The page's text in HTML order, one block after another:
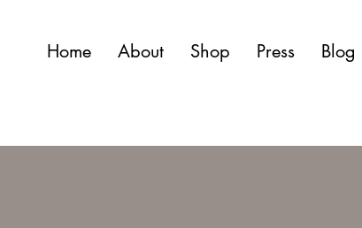
Home About Shop Press Blog